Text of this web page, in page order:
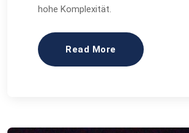
hohe Komplexität.
Read More